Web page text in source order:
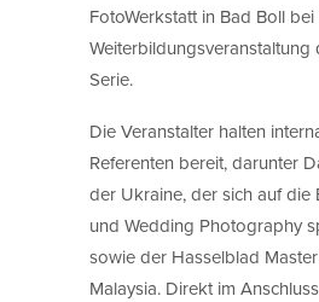
FotoWerkstatt in Bad Boll
Weiterbildungsveranstaltung
Serie.
Die Veranstalter halten
Referenten bereit, darunter
der Ukraine, der sich auf die
und Wedding Photography
sowie der Hasselblad
Malaysia. Direkt im